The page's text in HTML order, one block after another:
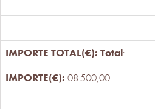
Total:
08.500,00